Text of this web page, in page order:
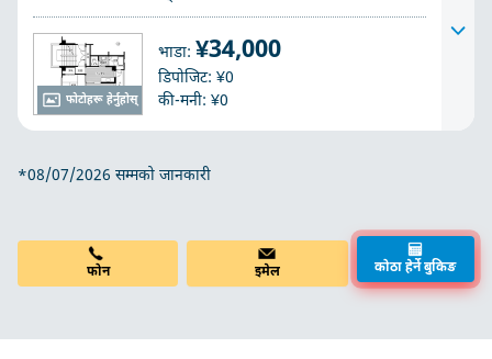
फोटोहरू हेर्नुहोस्
भाडा: ¥34,000
डिपोजिट: ¥0
की-मनी: ¥0
*08/07/2026 सम्मको जानकारी
फोन इमेल कोठा हेर्ने बुकिङ